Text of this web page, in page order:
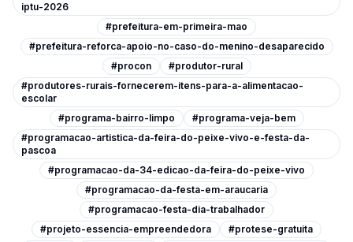
iptu-2026
#prefeitura-em-primeira-mao
#prefeitura-reforca-apoio-no-caso-do-menino-desaparecido
#procon
#produtor-rural
#produtores-rurais-fornecerem-itens-para-a-alimentacao-
escolar
#programa-bairro-limpo
#programa-veja-bem
#programacao-artistica-da-feira-do-peixe-vivo-e-festa-da-
pascoa
#programacao-da-34-edicao-da-feira-do-peixe-vivo
#programacao-da-festa-em-araucaria
#programacao-festa-dia-trabalhador
#projeto-essencia-empreendedora
#protese-gratuita